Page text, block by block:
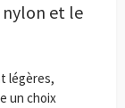
nylon et le
légères,
un choix